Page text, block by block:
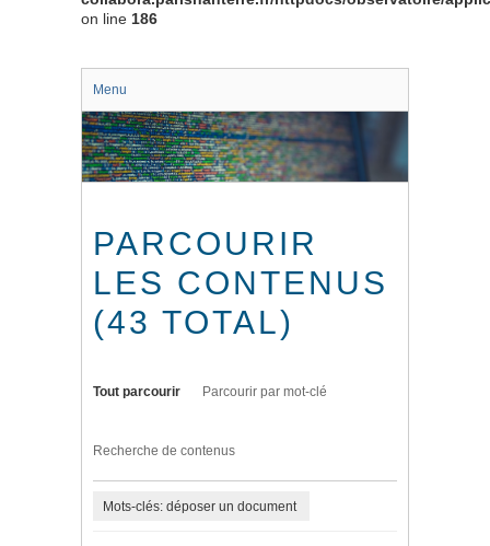
on line 186
Menu
PARCOURIR
LES CONTENUS
(43 TOTAL)
Tout parcourir Parcourir par mot-clé
Recherche de contenus
Mots-clés: déposer un document